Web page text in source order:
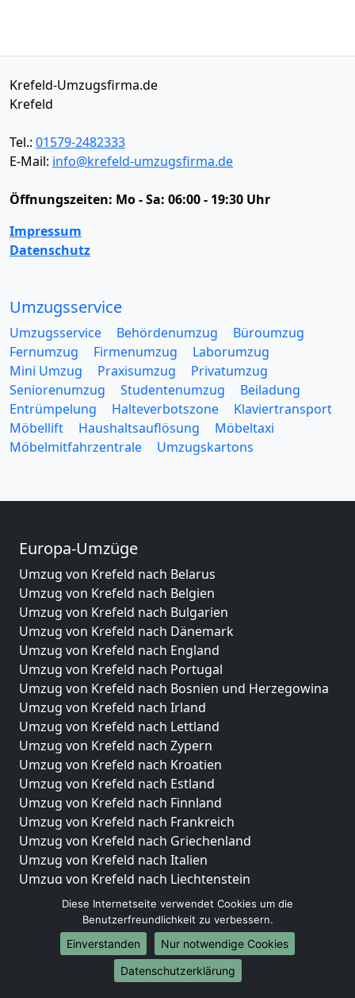
Krefeld-Umzugsfirma.de
Krefeld
Tel.: 01579-2482333
E-Mail: info@krefeld-umzugsfirma.de
Öffnungszeiten: Mo - Sa: 06:00 - 19:30 Uhr
Impressum
Datenschutz
Umzugsservice
Umzugsservice Behördenumzug
Büroumzug
Fernumzug
Firmenumzug
Laborumzug
Mini Umzug
Praxisumzug
Privatumzug
Seniorenumzug
Studentenumzug
Beiladung
Entrümpelung
Halteverbotszone
Klaviertransport
Möbellift
Haushaltsauflösung
Möbeltaxi
Möbelmitfahrzentrale
Umzugskartons
Europa-Umzüge
Umzug von Krefeld nach Belarus
Umzug von Krefeld nach Belgien
Umzug von Krefeld nach Bulgarien
Umzug von Krefeld nach Dänemark
Umzug von Krefeld nach England
Umzug von Krefeld nach Portugal
Umzug von Krefeld nach Bosnien und Herzegowina
Umzug von Krefeld nach Irland
Umzug von Krefeld nach Lettland
Umzug von Krefeld nach Zypern
Umzug von Krefeld nach Kroatien
Umzug von Krefeld nach Estland
Umzug von Krefeld nach Finnland
Umzug von Krefeld nach Frankreich
Umzug von Krefeld nach Griechenland
Umzug von Krefeld nach Italien
Umzug von Krefeld nach Liechtenstein
Umzug von Krefeld nach Luxemburg
Umzug von Krefeld nach Niederlande
Umzug von Krefeld nach Norwegen
Umzüge-Deutschlandweit
Diese Internetseite verwendet Cookies um die
Benutzerfreundlichkeit zu verbessern.
Einverstanden
Nur notwendige Cookies
Datenschutzerklärung